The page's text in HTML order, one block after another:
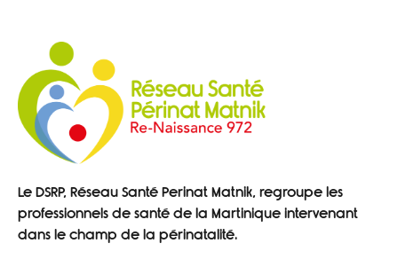
Le DSRP, Réseau Santé Perinat Matnik, regroupe les
professionnels de santé de la Martinique intervenant
dans le champ de la périnatalité.